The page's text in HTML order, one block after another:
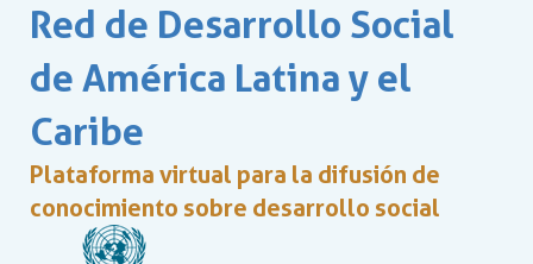
Red de Desarrollo Social
de América Latina y el
Caribe
Plataforma virtual para la difusión de
conocimiento sobre desarrollo social